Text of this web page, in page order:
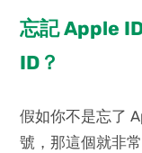
忘記 Apple
ID？
假如你不是忘了
號，那這個就非